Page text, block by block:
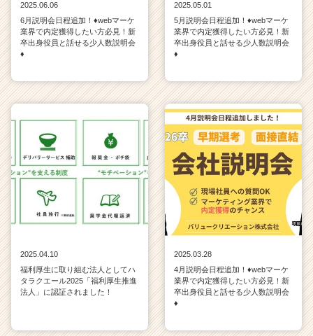
2025.06.06
6月説明会日程追加！♦webマーケ
業界で内定獲得したい方必見！新
卒出身役員と話せる少人数説明会
♦
2025.05.01
5月説明会日程追加！♦webマーケ
業界で内定獲得したい方必見！新
卒出身役員と話せる少人数説明会
♦
2025.04.10
福利厚生に取り組む法人としてハ
タラクエール2025「福利厚生推進
法人」に認証されました！
2025.03.28
4月説明会日程追加！♦webマーケ
業界で内定獲得したい方必見！新
卒出身役員と話せる少人数説明会
♦